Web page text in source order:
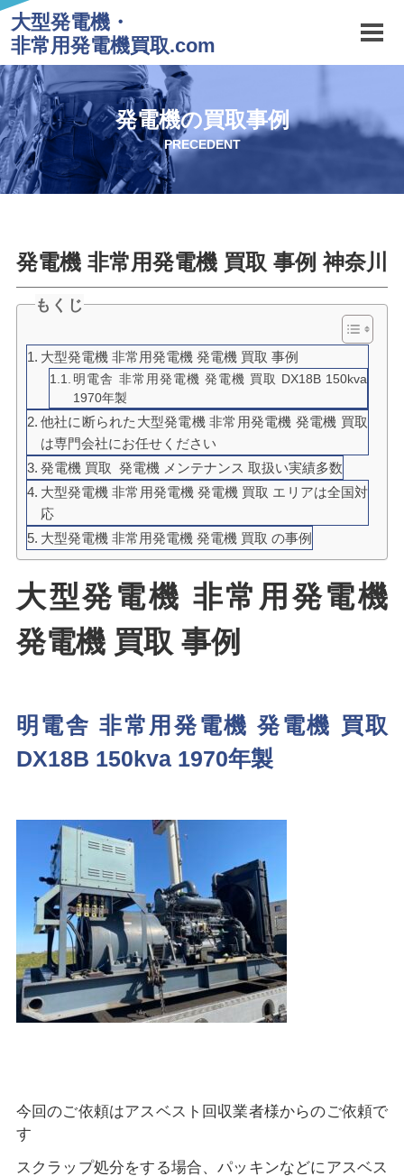
大型発電機・
非常用発電機買取.com
発電機の買取事例
PRECEDENT
発電機 非常用発電機 買取 事例 神奈川
もくじ
大型発電機 非常用発電機 発電機 買取 事例
明電舎 非常用発電機 発電機 買取 DX18B 150kva
1970年製
他社に断られた大型発電機 非常用発電機 発電機 買取
は専門会社にお任せください
発電機 買取 発電機 メンテナンス 取扱い実績多数
大型発電機 非常用発電機 発電機 買取 エリアは全国対
応
大型発電機 非常用発電機 発電機 買取 の事例
大型発電機 非常用発電機
発電機 買取 事例
明電舎 非常用発電機 発電機 買取
DX18B 150kva 1970年製
今回のご依頼はアスベスト回収業者様からのご依頼で
す
スクラップ処分をする場合、パッキンなどにアスベス